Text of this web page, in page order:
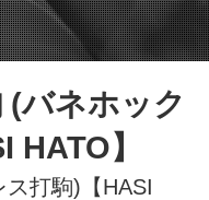
バネホック
HATO】
打駒)【HASI